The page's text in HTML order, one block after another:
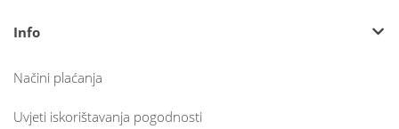
Info
Načini plaćanja
Uvjeti iskorištavanja pogodnosti